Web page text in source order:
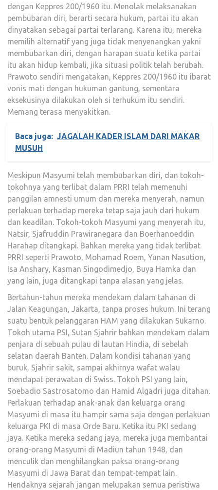
dengan Keppres 200/1960 itu. Menolak melaksanakan
pembubaran diri, berarti secara hukum, partai itu akan
dinyatakan sebagai partai terlarang. Karena itu, mereka
memilih alternatif yang juga tidak menyenangkan yakni
membubarkan diri, dengan harapan suatu ketika partai
itu akan hidup kembali, jika situasi politik telah berubah.
Prawoto sendiri mengatakan, Keppres 200/1960 itu ibarat
vonis mati dengan hukuman gantung, sementara
eksekusinya dilakukan oleh si terhukum itu sendiri.
Memang terasa menyakitkan.
Baca juga: JAGALAH KADER ISLAM DARI MAKAR
MUSUH
Meskipun Masyumi telah membubarkan diri, dan tokoh-
tokohnya yang terlibat dalam PRRI telah memenuhi
panggilan amnesti umum dan mereka menyerah, namun
perlakuan terhadap mereka tetap saja jauh dari hukum
dan keadilan. Tokoh-tokoh Masyumi yang menyerah itu,
Natsir, Sjafruddin Prawiranegara dan Boerhanoeddin
Harahap ditangkapi. Bahkan mereka yang tidak terlibat
PRRI seperti Prawoto, Mohamad Roem, Yunan Nasution,
Isa Anshary, Kasman Singodimedjo, Buya Hamka dan
yang lain, juga ditangkapi tanpa alasan yang jelas.
Bertahun-tahun mereka mendekam dalam tahanan di
Jalan Keagungan, Jakarta, tanpa proses hukum. Ini terang
suatu bentuk pelanggaran HAM yang dilakukan Sukarno.
Tokoh utama PSI, Sutan Sjahrir bahkan mendekam dalam
penjara di sebuah pulau di lautan Hindia, di sebelah
selatan daerah Banten. Dalam kondisi tahanan yang
buruk, Sjahrir sakit, sampai akhirnya wafat walau
mendapat perawatan di Swiss. Tokoh PSI yang lain,
Soebadio Sastrosatomo dan Hamid Algadri juga ditahan.
Perlakuan terhadap anak-anak dan keluarga orang
Masyumi di masa itu hampir sama saja dengan perlakuan
keluarga PKI di masa Orde Baru. Ketika itu PKI sedang
jaya. Ketika mereka sedang jaya, mereka juga membantai
orang-orang Masyumi di Madiun tahun 1948, dan
menculik dan menghilangkan paksa orang-orang
Masyumi di Jawa Barat dan tempat-tempat lain.
Hendaknya sejarah jangan melupakan semua peristiwa